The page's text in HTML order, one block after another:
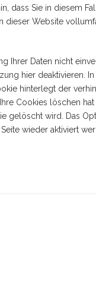
dass Sie in diesem
dieser Website
Ihrer Daten nicht
hier deaktivieren.
hinterlegt der
Cookies löschen
gelöscht wird. Das
wieder aktiviert